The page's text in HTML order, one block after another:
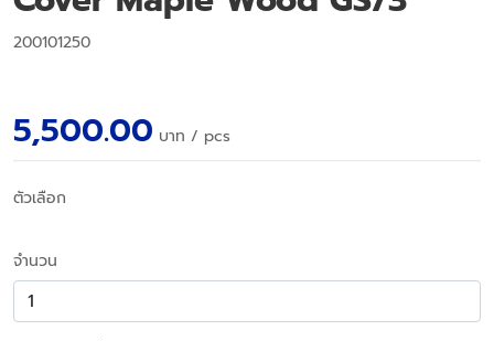
200101250
5,500.00 บาท / pcs
ตัวเลือก
จำนวน